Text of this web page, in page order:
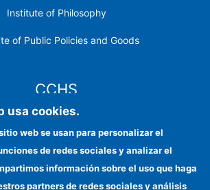
Institute of Philosophy
of Public Policies and Goods
CCHS
Institutional identity
usa cookies.
web se usan para personalizar el
de redes sociales y analizar el
información sobre el uso que haga
partners de redes sociales y análisis